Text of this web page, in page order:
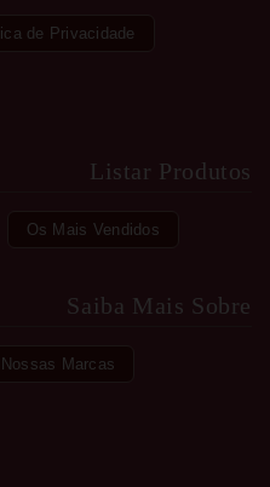
de Privacidade
Listar Produtos
Os Mais Vendidos
Saiba Mais Sobre
Marcas